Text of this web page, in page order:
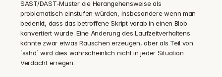
SAST/DAST-Muster die Herangehensweise als
problematisch einstufen würden, insbesondere wenn man
bedenkt, dass das betroffene Skript vorab in einen Blob
konvertiert wurde. Eine Änderung des Laufzeitverhaltens
könnte zwar etwas Rauschen erzeugen, aber als Teil von
`sshd` wird dies wahrscheinlich nicht in jeder Situation
Verdacht erregen.